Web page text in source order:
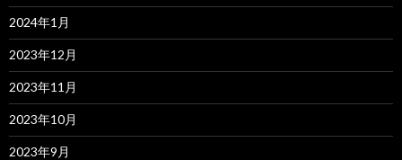
2024年1月
2023年12月
2023年11月
2023年10月
2023年9月